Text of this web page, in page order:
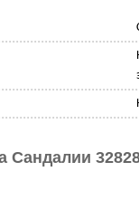
Сандалии